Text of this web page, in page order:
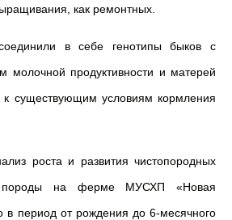
как ремонтных.
в себе генотипы быков с
молочной продуктивности и матерей
к существующим условиям кормления
роста и развития чистопородных
породы на ферме МУСХП «Новая
в период от рождения до 6-месячного